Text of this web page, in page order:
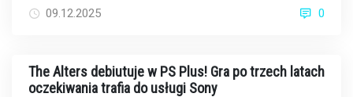
09.12.2025 0
The Alters debiutuje w PS Plus! Gra po trzech latach
oczekiwania trafia do usługi Sony